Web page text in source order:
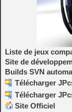
Liste de jeux
Site de
Builds SVN
Télécharger
Télécharger
Site Officiel